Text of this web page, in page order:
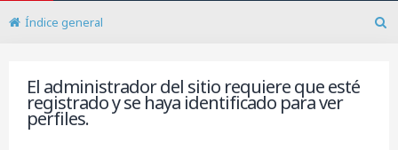
Índice general
El administrador del sitio requiere que esté
registrado y se haya identificado para ver
perfiles.